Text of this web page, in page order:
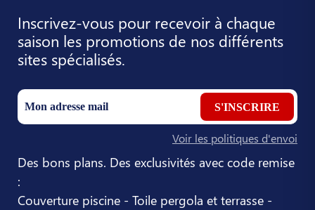
Inscrivez-vous pour recevoir à chaque
saison les promotions de nos différents
sites spécialisés.
S'INSCRIRE
Voir les politiques d'envoi
Des bons plans. Des exclusivités avec code remise
:
Couverture piscine - Toile pergola et terrasse -